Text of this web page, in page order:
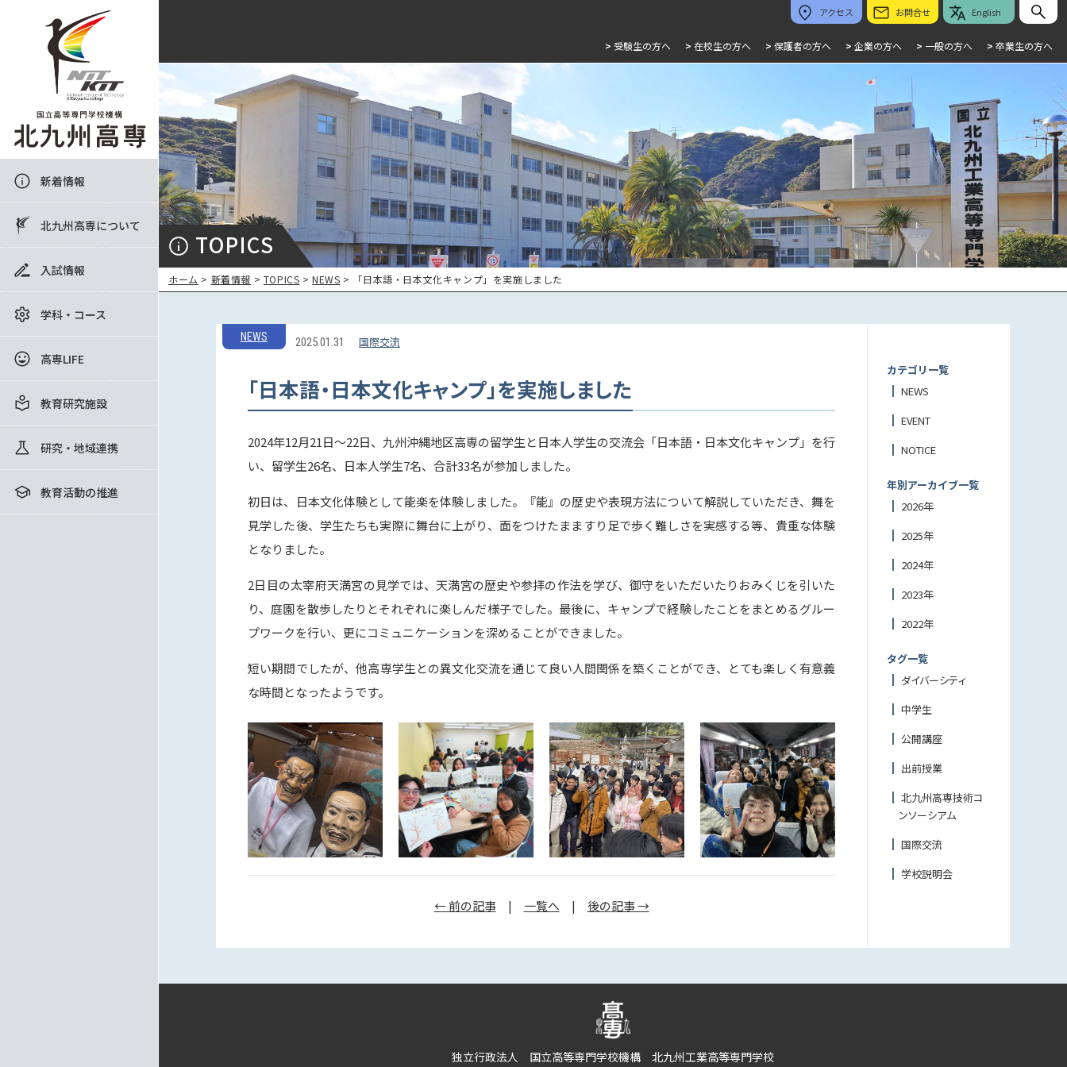
アクセス お問合せ English
> 受験生の方へ > 在校生の方へ > 保護者の方へ > 企業の方へ > 一般の方へ > 卒業生の方へ
新着情報
北九州高専について
入試情報
学科・コース
高専LIFE
教育研究施設
研究・地域連携
教育活動の推進
TOPICS
ホーム > 新着情報 > TOPICS >NEWS > 「日本語・日本文化キャンプ」を実施しました
NEWS 2025.01.31 国際交流
「日本語・日本文化キャンプ」を実施しました
2024年12月21日～22日、九州沖縄地区高専の留学生と日本人学生の交流会「日本語・日本文化キャンプ」を行
い、留学生26名、日本人学生7名、合計33名が参加しました。
初日は、日本文化体験として能楽を体験しました。『能』の歴史や表現方法について解説していただき、舞を
見学した後、学生たちも実際に舞台に上がり、面をつけたまますり足で歩く難しさを実感する等、貴重な体験
となりました。
2日目の太宰府天満宮の見学では、天満宮の歴史や参拝の作法を学び、御守をいただいたりおみくじを引いた
り、庭園を散歩したりとそれぞれに楽しんだ様子でした。最後に、キャンプで経験したことをまとめるグルー
プワークを行い、更にコミュニケーションを深めることができました。
短い期間でしたが、他高専学生との異文化交流を通じて良い人間関係を築くことができ、とても楽しく有意義
な時間となったようです。
← 前の記事| 一覧へ | 後の記事 →
カテゴリ一覧
NEWS
EVENT
NOTICE
年別アーカイブ一覧
2026年
2025年
2024年
2023年
2022年
タグ一覧
ダイバーシティ
中学生
公開講座
出前授業
北九州高専技術コ
ンソーシアム
国際交流
学校説明会
独立行政法人 国立高等専門学校機構 北九州工業高等専門学校